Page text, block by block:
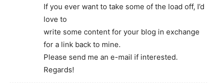
If you ever want to take some of the load off, I’d
love to
write some content for your blog in exchange
for a link back to mine.
Please send me an e-mail if interested.
Regards!